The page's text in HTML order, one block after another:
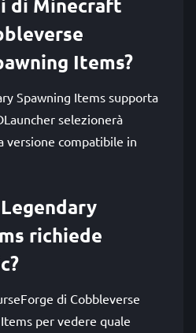
di Minecraft
Items?
Spawning Items supporta
selezionerà
versione compatibile in
richiede
di Cobbleverse
per vedere quale